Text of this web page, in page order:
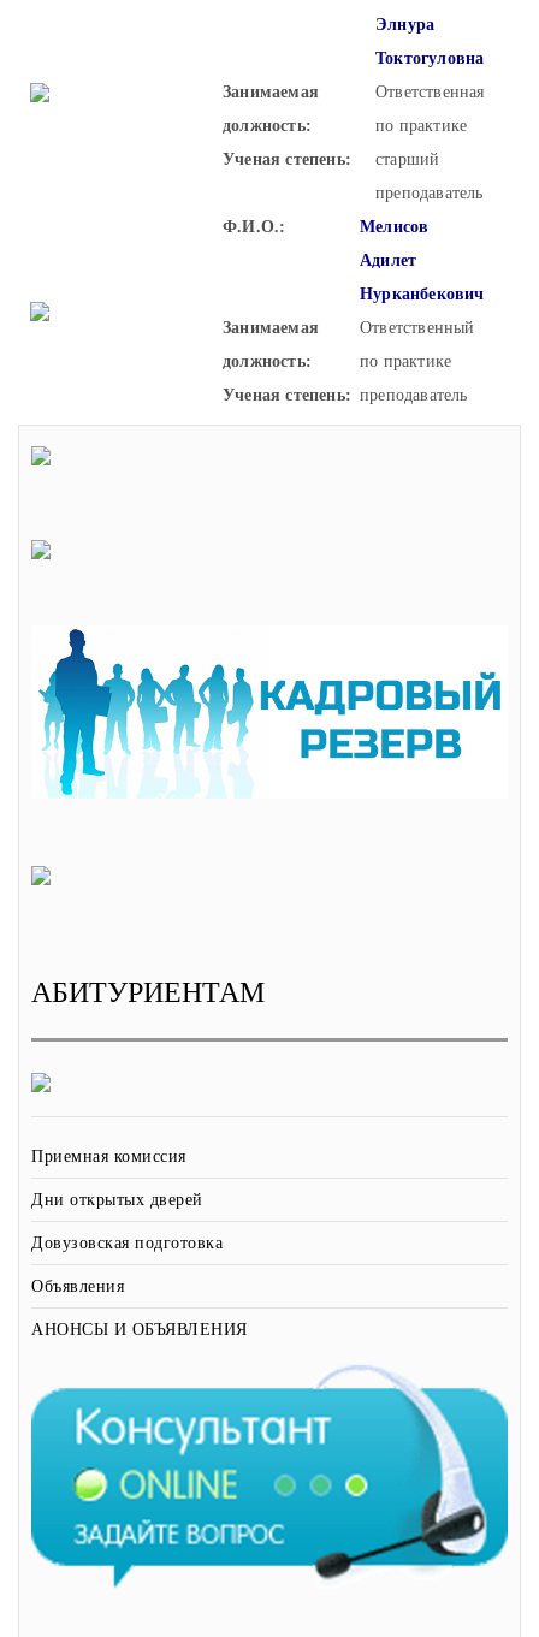
Элнура
Токтогуловна
Занимаемая
должность:
Ответственная
по практике
Ученая степень:
старший
преподаватель
Ф.И.О.:
Мелисов
Адилет
Нурканбекович
Занимаемая
должность:
Ответственный
по практике
Ученая степень: преподаватель
АБИТУРИЕНТАМ
Приемная комиссия
Дни открытых дверей
Довузовская подготовка
Объявления
АНОНСЫ И ОБЪЯВЛЕНИЯ